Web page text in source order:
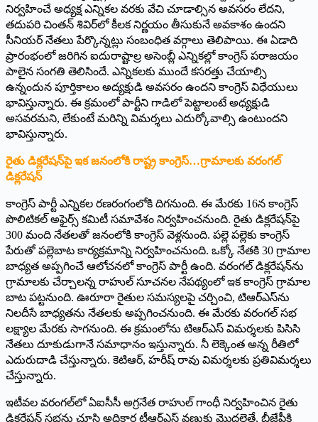
నిర్వహించే అధ్యక్ష ఎన్నికల వరకు వేచి చూడాల్సిన అవసరం లేదని,
తదుపరి చింతన్‌ ‌శివిర్‌లో కీలక నిర్ణయం తీసుకునే అవకాశం ఉందని
సీనియర్‌ ‌నేతలు పేర్కొన్నట్లు సంబంధిత వర్గాలు తెలిపాయి. ఈ ఏడాది
ప్రారంభంలో జరిగిన ఐదురాష్టాల్ర అసెంబ్లీ ఎన్నికల్లో కాంగ్రెస్‌ ‌పరాజయం
పాలైన సంగతి తెలిసిందే. ఎన్నికలకు ముందే కసరత్తు చేయాల్సి
ఉన్నందున పూర్తికాలం అద్యక్షుడి అవసరం ఉందని కాంగ్రెస్‌ ‌విధేయులు
భావిస్తున్నారు. ఈ క్రమంలో పార్టీని గాడిలో పెట్టాలంటే అధ్యక్షుడి
అసవరమని, లేకుంటే మరిన్ని విమర్శలు ఎదుర్కోవాల్సి ఉంటుందని
భావిస్తున్నారు.
రైతు డిక్లరేషన్‌పై ఇక జనంలోకి రాష్ట్ర కాంగ్రెస్‌…‌గ్రామాలకు వరంగల్‌
‌డిక్లరేషన్‌
‌కాంగ్రెస్‌ ‌పార్టీ ఎన్నికల రణరంగంలోకి దిగనుంది. ఈ మేరకు 16న కాంగ్రెస్‌
‌పొలిటికల్‌ అఫైర్స్ ‌కమిటీ సమావేశం నిర్వహించనుంది. రైతు డిక్లరేషన్‌పై
300 మంది నేతలతో జనంలోకి కాంగ్రెస్‌ ‌వెళ్లనుంది. పల్లె పల్లెకు కాంగ్రెస్‌
‌పేరుతో పల్లెబాట కార్యక్రమాన్ని నిర్వహించనుంది. ఒక్కో నేతకి 30 గ్రామాల
బాధ్యత అప్పగించే ఆలోచనలో కాంగ్రెస్‌ ‌పార్టీ ఉంది. వరంగల్‌ ‌డిక్లరేషన్‌ను
గ్రామాలకు చేర్చాలన్న రాహుల్‌ ‌సూచనల నేపథ్యంలో ఇక కాంగ్రెస్‌ ‌గ్రామాల
బాట పట్టనుంది. ఊరూరా రైతుల సమస్యలపై చర్చించి, టిఆర్‌ఎస్‌ను
నిలదీసే బాధ్యతను నేతలకు అప్పగించనుంది. ఈ మేరకు వరంగల్‌ ‌సభ
లక్ష్యాల మేరకు సాగనుంది. ఈ క్రమంలోను టిఆర్‌ఎస్‌ ‌విమర్శలకు పిసిసి
నేతలు దూకుడుగానే సమాధానం ఇస్తున్నారు. నీ లెక్కెంత అన్న రీతిలో
ఎదురుదాడి చేస్తున్నారు. కెటిఆర్‌, ‌హరీష్‌ ‌రావు విమర్శలకు ప్రతివిమర్శలు
చేస్తున్నారు.
ఇటీవల వరంగల్‌లో ఏఐసీసీ అగ్రనేత రాహుల్‌ ‌గాంధీ నిర్వహించిన రైతు
డిక్లరేషన్‌ ‌సభను చూసి అధికార టీఆర్‌ఎస్‌ ‌వణుకు మొదలైతే, బీజేపీకి